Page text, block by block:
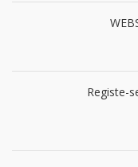
Registe-